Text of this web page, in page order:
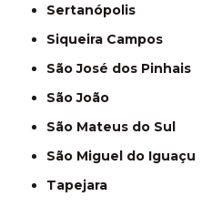
Sertanópolis
Siqueira Campos
São José dos Pinhais
São João
São Mateus do Sul
São Miguel do Iguaçu
Tapejara